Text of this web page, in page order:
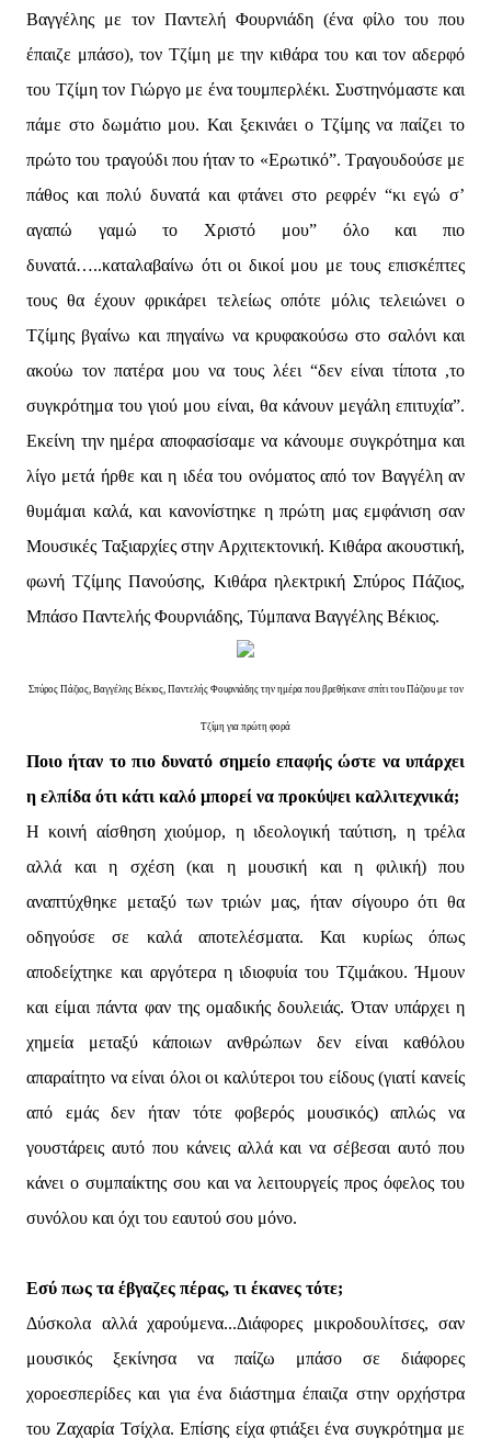
Βαγγέλης με τον Παντελή Φουρνιάδη (ένα φίλο του που
έπαιζε μπάσο), τον Τζίμη με την κιθάρα του και τον αδερφό
του Τζίμη τον Γιώργο με ένα τουμπερλέκι. Συστηνόμαστε και
πάμε στο δωμάτιο μου. Και ξεκινάει ο Τζίμης να παίζει το
πρώτο του τραγούδι που ήταν το «Ερωτικό”. Τραγουδούσε με
πάθος και πολύ δυνατά και φτάνει στο ρεφρέν “κι εγώ σ’
αγαπώ γαμώ το Χριστό μου” όλο και πιο
δυνατά…..καταλαβαίνω ότι οι δικοί μου με τους επισκέπτες
τους θα έχουν φρικάρει τελείως οπότε μόλις τελειώνει ο
Τζίμης βγαίνω και πηγαίνω να κρυφακούσω στο σαλόνι και
ακούω τον πατέρα μου να τους λέει “δεν είναι τίποτα ,το
συγκρότημα του γιού μου είναι, θα κάνουν μεγάλη επιτυχία”.
Εκείνη την ημέρα αποφασίσαμε να κάνουμε συγκρότημα και
λίγο μετά ήρθε και η ιδέα του ονόματος από τον Βαγγέλη αν
θυμάμαι καλά, και κανονίστηκε η πρώτη μας εμφάνιση σαν
Μουσικές Ταξιαρχίες στην Αρχιτεκτονική. Κιθάρα ακουστική,
φωνή Τζίμης Πανούσης, Κιθάρα ηλεκτρική Σπύρος Πάζιος,
Μπάσο Παντελής Φουρνιάδης, Τύμπανα Βαγγέλης Βέκιος.
Σπύρος Πάζιος, Βαγγέλης Βέκιος, Παντελής Φουρνιάδης την ημέρα που βρεθήκανε σπίτι του Πάζιου με τον
Τζίμη για πρώτη φορά
Ποιο ήταν το πιο δυνατό σημείο επαφής ώστε να υπάρχει
η ελπίδα ότι κάτι καλό μπορεί να προκύψει καλλιτεχνικά;
Η κοινή αίσθηση χιούμορ, η ιδεολογική ταύτιση, η τρέλα
αλλά και η σχέση (και η μουσική και η φιλική) που
αναπτύχθηκε μεταξύ των τριών μας, ήταν σίγουρο ότι θα
οδηγούσε σε καλά αποτελέσματα. Και κυρίως όπως
αποδείχτηκε και αργότερα η ιδιοφυία του Τζιμάκου. Ήμουν
και είμαι πάντα φαν της ομαδικής δουλειάς. Όταν υπάρχει η
χημεία μεταξύ κάποιων ανθρώπων δεν είναι καθόλου
απαραίτητο να είναι όλοι οι καλύτεροι του είδους (γιατί κανείς
από εμάς δεν ήταν τότε φοβερός μουσικός) απλώς να
γουστάρεις αυτό που κάνεις αλλά και να σέβεσαι αυτό που
κάνει ο συμπαίκτης σου και να λειτουργείς προς όφελος του
συνόλου και όχι του εαυτού σου μόνο.
Εσύ πως τα έβγαζες πέρας, τι έκανες τότε;
Δύσκολα αλλά χαρούμενα...Διάφορες μικροδουλίτσες, σαν
μουσικός ξεκίνησα να παίζω μπάσο σε διάφορες
χοροεσπερίδες και για ένα διάστημα έπαιζα στην ορχήστρα
του Ζαχαρία Τσίχλα. Επίσης είχα φτιάξει ένα συγκρότημα με